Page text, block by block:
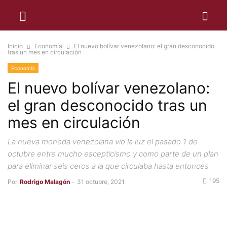
Inicio Economía
El nuevo bolívar venezolano: el gran desconocido
tras un mes en circulación
Economía
El nuevo bolívar venezolano:
el gran desconocido tras un
mes en circulación
La nueva moneda venezolana vio la luz el pasado 1 de
octubre entre mucho escepticismo y como parte de un plan
para eliminar seis ceros a la que circulaba hasta entonces
Por Rodrigo Malagón - 31 octubre, 2021 195